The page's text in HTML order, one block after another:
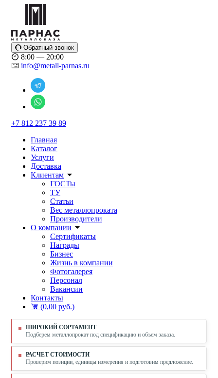
Обратный звонок
8:00 — 20:00
info@metall-parnas.ru
+7 812 237 39 89
Главная
Каталог
Услуги
Доставка
Клиентам
ГОСТы
ТУ
Статьи
Вес металлопроката
Производители
О компании
Сертификаты
Награды
Бизнес
Жизнь в компании
Фотогалерея
Персонал
Вакансии
Контакты
(0,00 руб.)
ШИРОКИЙ СОРТАМЕНТ
Подберем металлопрокат под спецификацию и объем заказа.
РАСЧЕТ СТОИМОСТИ
Проверим позиции, единицы измерения и подготовим предложение.